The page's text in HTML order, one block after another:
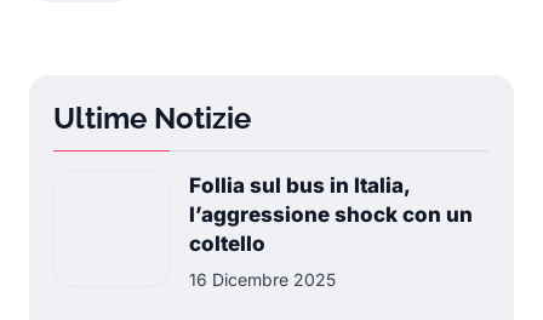
Ultime Notizie
Follia sul bus in Italia,
l’aggressione shock con un
coltello
16 Dicembre 2025